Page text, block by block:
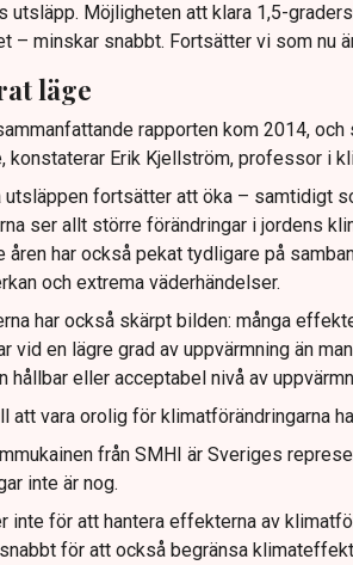
utsläpp. Möjligheten att klara 1,5-
– minskar snabbt. Fortsätter vi som nu
läge
rapporten kom 2014,
konstaterar Erik Kjellström, professor i
utsläppen fortsätter att öka – samtidigt
ser allt större förändringar i jordens
åren har också pekat tydligare på
och extrema väderhändelser.
har också skärpt bilden: många
vid en lägre grad av uppvärmning än
hållbar eller acceptabel nivå av
att vara orolig för klimatförändringarna
från SMHI är Sveriges
inte är nog.
inte för att hantera effekterna av
för att också begränsa